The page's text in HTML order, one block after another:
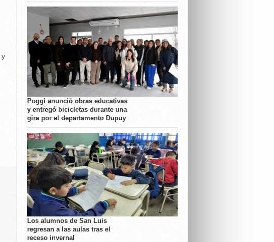
y
Poggi anunció obras educativas
y entregó bicicletas durante una
gira por el departamento Dupuy
Los alumnos de San Luis
regresan a las aulas tras el
receso invernal